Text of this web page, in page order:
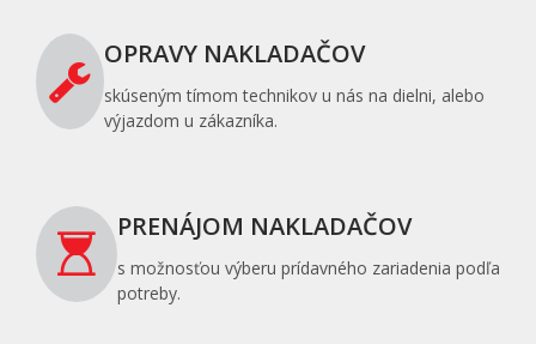
OPRAVY NAKLADAČOV
skúseným tímom technikov u nás na dielni, alebo
výjazdom u zákazníka.
PRENÁJOM NAKLADAČOV
s možnosťou výberu prídavného zariadenia podľa
potreby.